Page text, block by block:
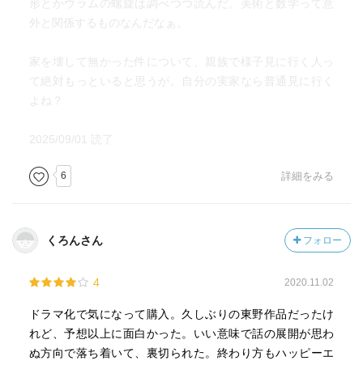
形とかウラムの螺旋は調べつつ読んだ。美術と数学って意
外と関係するものなんだなぁ。
家を壊して無かった件について、親族で様子見に行く人っ
て絶対もっといると思うが。自分の実家なら普通見に行く
よね？
2025/09/01 読了
6 詳細をみる
くろんさん フォロー
4 2020.11.02
ドラマ化で気になって購入。久しぶりの東野作品だったけ
れど、予想以上に面白かった。いい意味で話の展開が思わ
ぬ方向で落ち着いて、裏切られた。終わり方もハッピーエ